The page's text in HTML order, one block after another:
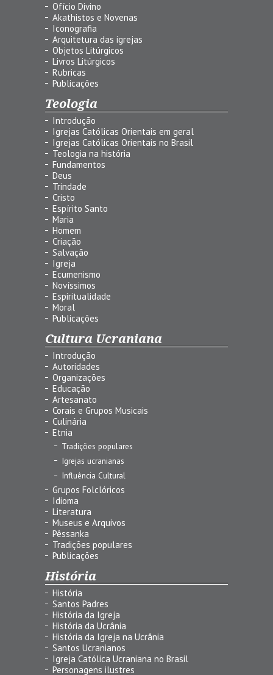
Ofício Divino
Akathistos e Novenas
Iconografia
Arquitetura das igrejas
Objetos Litúrgicos
Livros Litúrgicos
Rubricas
Publicações
Teologia
Introdução
Igrejas Católicas Orientais em geral
Igrejas Católicas Orientais no Brasil
Teologia na história
Fundamentos
Deus
Trindade
Cristo
Espírito Santo
Maria
Homem
Criação
Salvação
Igreja
Ecumenismo
Novíssimos
Espiritualidade
Moral
Publicações
Cultura Ucraniana
Introdução
Autoridades
Organizações
Educação
Artesanato
Corais e Grupos Musicais
Culinária
Etnia
Tradições populares
Igrejas ucranianas
Influência Cultural
Grupos Folclóricos
Idioma
Literatura
Museus e Arquivos
Pêssanka
Tradições populares
Publicações
História
História
Santos Padres
História da Igreja
História da Ucrânia
História da Igreja na Ucrânia
Santos Ucranianos
Igreja Católica Ucraniana no Brasil
Personagens ilustres